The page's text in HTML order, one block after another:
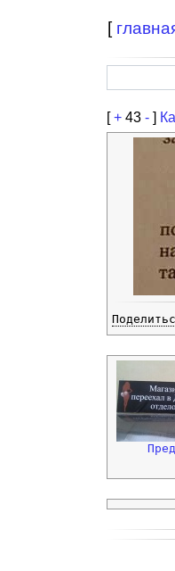
[
[+ 43 - ]